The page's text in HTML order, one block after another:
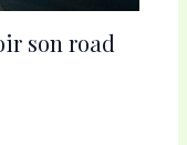
son road